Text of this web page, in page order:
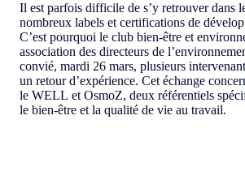
Il est parfois difficile de s’y retrouver dans
nombreux labels et certifications de
C’est pourquoi le club bien-être et
association des directeurs de
convié, mardi 26 mars, plusieurs
un retour d’expérience. Cet échange
le WELL et OsmoZ, deux référentiels
le bien-être et la qualité de vie au travail.